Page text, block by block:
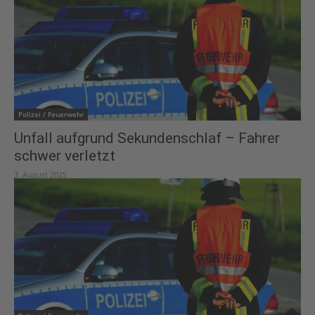
Polizei / Feuerwehr
Unfall aufgrund Sekundenschlaf – Fahrer
schwer verletzt
3. August 2025